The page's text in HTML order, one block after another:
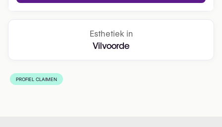
Esthetiek in
Vilvoorde
PROFIEL CLAIMEN